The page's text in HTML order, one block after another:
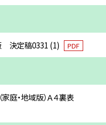
決定稿0331 (1) PDF
庭・地域版）Ａ４裏表